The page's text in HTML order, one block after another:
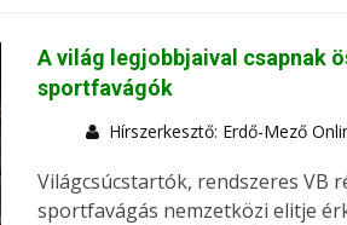
A világ legjobbjaival csapnak
sportfavágók
Hírszerkesztő: Erdő-Mező
Világcsúcstartók, rendszeres VB
sportfavágás nemzetközi elitje